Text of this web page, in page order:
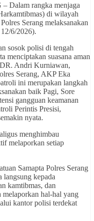
Dalam rangka menjaga
di wilayah
Serang melaksanakan
6/2026).
sosok polisi di tengah
menciptakan suasana aman
Andri Kurniawan,
Serang, AKP Eka
ini merupakan langkah
baik Pagi, Sore
gangguan keamanan
Perintis Presisi,
nyata.
menghimbau
melaporkan setiap
Samapta Polres Serang
langsung kepada
kamtibmas, dan
melaporkan hal-hal yang
kantor polisi terdekat